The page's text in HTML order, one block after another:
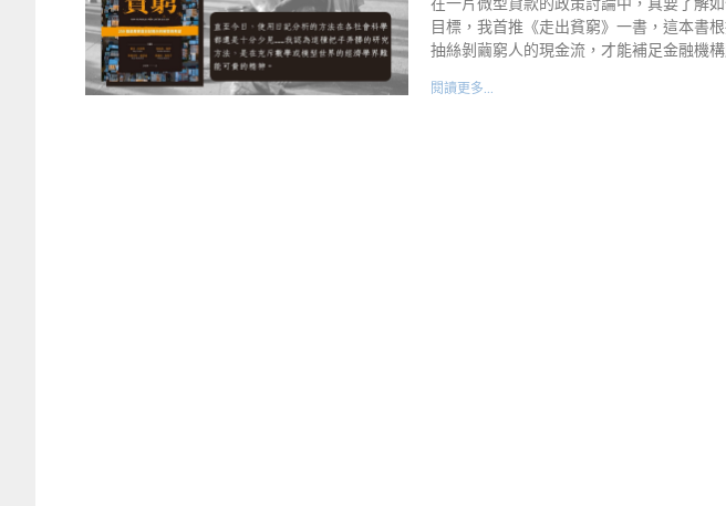
目標，我首推《走出貧窮》一書，這本書
抽絲剝繭窮人的現金流，才能補足金融機構
閱讀更多...